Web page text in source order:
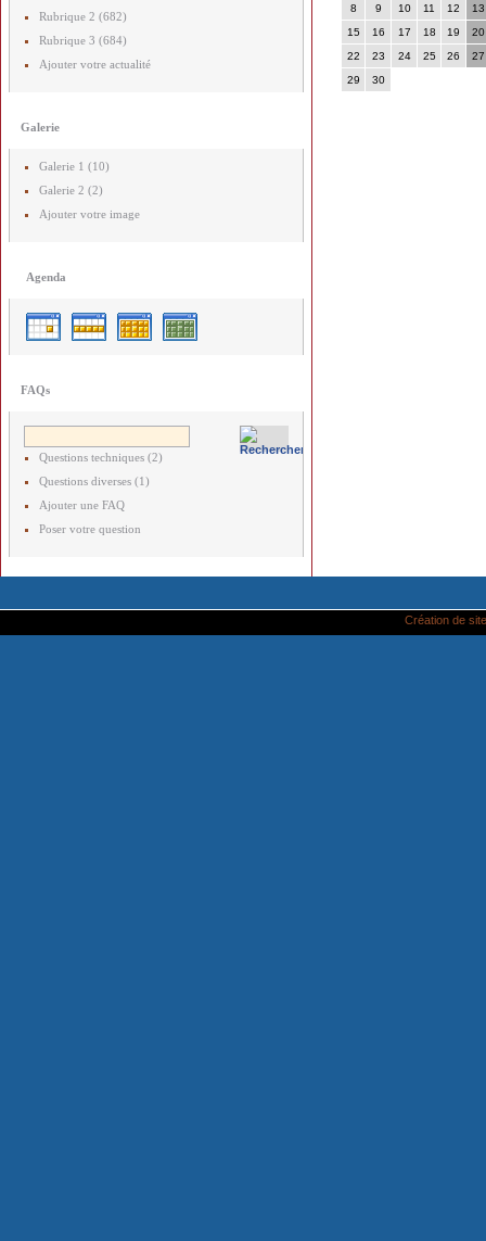
Rubrique 2 (682)
Rubrique 3 (684)
Ajouter votre actualité
Galerie
Galerie 1 (10)
Galerie 2 (2)
Ajouter votre image
Agenda
FAQs
Questions techniques (2)
Questions diverses (1)
Ajouter une FAQ
Poser votre question
8
9 10 11 12
13
15
16 17 18 19
20
22
23 24 25 26
27
29
30
Création de